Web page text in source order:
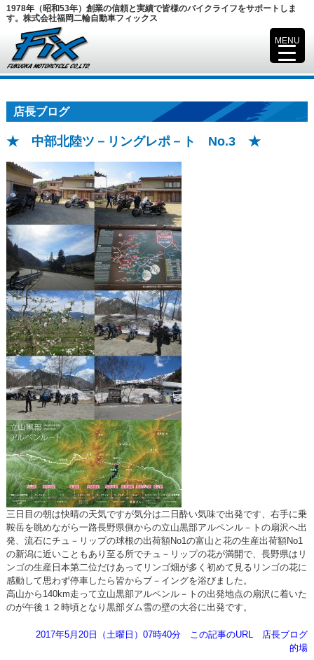
1978年（昭和53年）創業の信頼と実績で皆様のバイクライフをサポートしま
す。株式会社福岡二輪自動車フィックス
店長ブログ
★ 中部北陸ツ－リングレポ－ト No.3 ★
三日目の朝は快晴の天気ですが気分は二日酔い気味で出発です、右手に乗
鞍岳を眺めながら一路長野県側からの立山黒部アルペンル－トの扇沢へ出
発、流石にチュ－リップの球根の出荷額No1の富山と花の生産出荷額No1
の新潟に近いこともあり至る所でチュ－リップの花が満開で、長野県はリ
ンゴの生産日本第二位だけあってリンゴ畑が多く初めて見るリンゴの花に
感動して思わず停車したら皆からブ－イングを浴びました。
高山から140km走って立山黒部アルペンル－トの出発地点の扇沢に着いた
のが午後１２時頃となり黒部ダム雪の壁の大谷に出発です。
2017年5月20日（土曜日）07時40分 この記事のURL
店長ブログ
的場
MENU
▼